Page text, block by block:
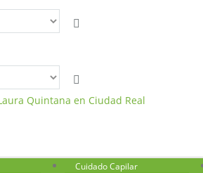
Cuidado Capilar